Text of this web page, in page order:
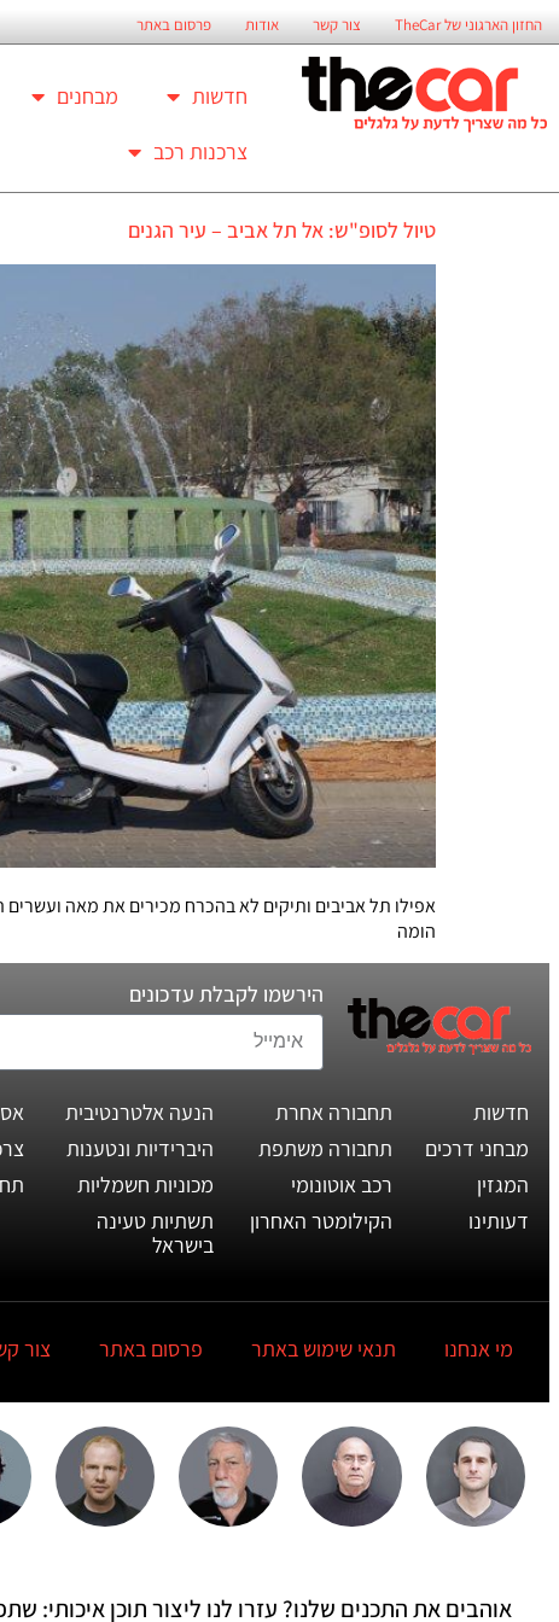
החזון הארגוני של TheCar צור קשר אודות פרסום באתר
חדשות מבחנים
צרכנות רכב
טיול לסופ"ש: אל תל אביב – עיר הגנים
אפילו תל אביבים ותיקים לא בהכרח מכירים את מאה ועשרים
הומה
הירשמו לקבלת עדכונים
חדשות
מבחני דרכים
המגזין
דעותינו
תחבורה אחרת
תחבורה משתפת
רכב אוטונומי
הקילומטר האחרון
הנעה אלטרנטיבית
היברידיות ונטענות
מכוניות חשמליות
תשתיות טעינה
בישראל
מי אנחנו תנאי שימוש באתר פרסום באתר צור
אוהבים את התכנים שלנו? עזרו לנו ליצור תוכן